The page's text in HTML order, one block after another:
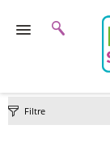
Filtre